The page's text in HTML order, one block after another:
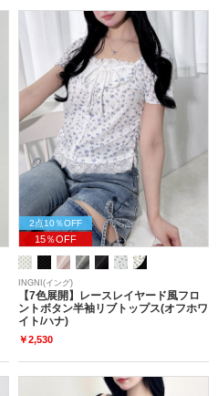
2点10％OFF
15％OFF
INGNI(イング)
【7色展開】レースレイヤード風フロ
ントボタン半袖リブトップス(オフホワ
イト/ハナ)
￥2,530